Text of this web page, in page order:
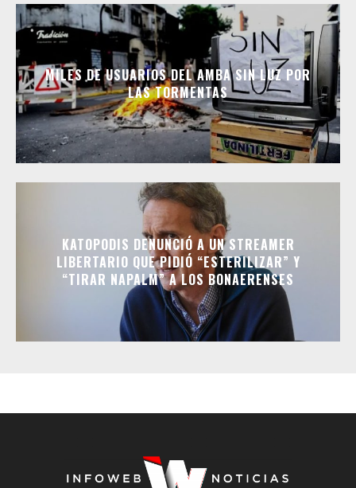
MILES DE USUARIOS DEL AMBA SIN LUZ POR
LAS TORMENTAS
KATOPODIS DENUNCIÓ A UN STREAMER
LIBERTARIO QUE PIDIÓ “ESTERILIZAR” Y
“TIRAR NAPALM” A LOS BONAERENSES